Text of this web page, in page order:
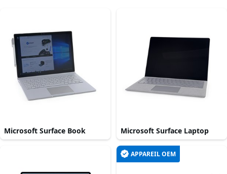
Microsoft Surface Book Microsoft Surface Laptop
APPAREIL OEM